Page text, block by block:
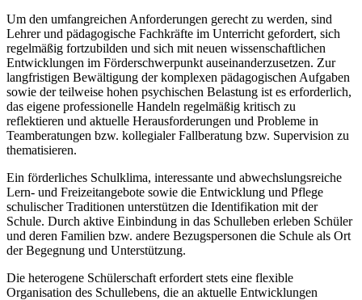
Um den umfangreichen Anforderungen gerecht zu werden, sind
Lehrer und pädagogische Fachkräfte im Unterricht gefordert, sich
regelmäßig fortzubilden und sich mit neuen wissenschaftlichen
Entwicklungen im Förderschwerpunkt auseinanderzusetzen. Zur
langfristigen Bewältigung der komplexen pädagogischen Aufgaben
sowie der teilweise hohen psychischen Belastung ist es erforderlich,
das eigene professionelle Handeln regelmäßig kritisch zu
reflektieren und aktuelle Herausforderungen und Probleme in
Teamberatungen bzw. kollegialer Fallberatung bzw. Supervision zu
thematisieren.
Ein förderliches Schulklima, interessante und abwechslungsreiche
Lern- und Freizeitangebote sowie die Entwicklung und Pflege
schulischer Traditionen unterstützen die Identifikation mit der
Schule. Durch aktive Einbindung in das Schulleben erleben Schüler
und deren Familien bzw. andere Bezugspersonen die Schule als Ort
der Begegnung und Unterstützung.
Die heterogene Schülerschaft erfordert stets eine flexible
Organisation des Schullebens, die an aktuelle Entwicklungen